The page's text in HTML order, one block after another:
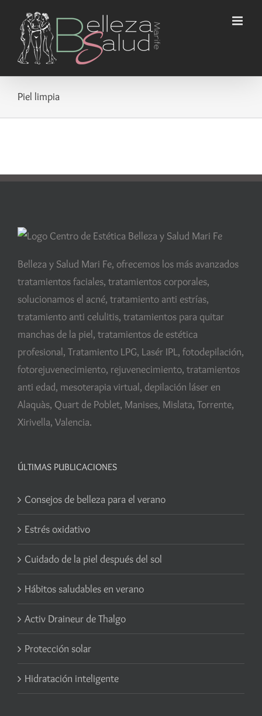
contenido
Piel limpia
Belleza y Salud Mari Fe, ofrecemos los más avanzados
tratamientos faciales, tratamientos corporales,
solucionamos el acné, tratamiento anti estrías,
tratamiento anti celulitis, tratamientos para quitar
manchas de la piel, tratamientos de estética
profesional, Tratamiento LPG, Lasér IPL, fotodepilación,
fotorejuvenecimiento, rejuvenecimiento, tratamientos
anti edad, mesoterapia virtual, depilación láser en
Alaquàs, Quart de Poblet, Manises, Mislata, Torrente,
Xirivella, Valencia.
ÚLTIMAS PUBLICACIONES
Consejos de belleza para el verano
Estrés oxidativo
Cuidado de la piel después del sol
Hábitos saludables en verano
Activ Draineur de Thalgo
Protección solar
Hidratación inteligente